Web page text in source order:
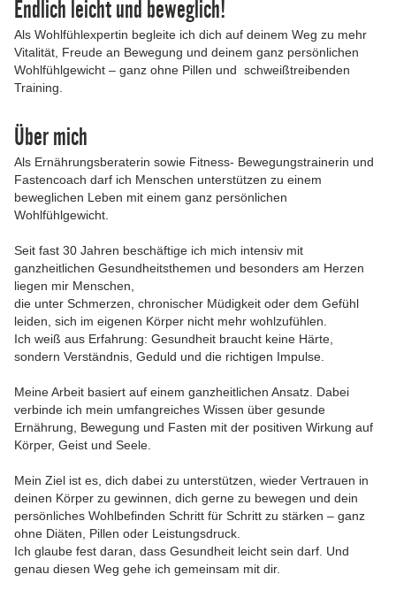
Endlich leicht und beweglich!
Als Wohlfühlexpertin begleite ich dich auf deinem Weg zu mehr
Vitalität, Freude an Bewegung und deinem ganz persönlichen
Wohlfühlgewicht – ganz ohne Pillen und schweißtreibenden
Training.
Über mich
Als Ernährungsberaterin sowie Fitness- Bewegungstrainerin und
Fastencoach darf ich Menschen unterstützen zu einem
beweglichen Leben mit einem ganz persönlichen
Wohlfühlgewicht.
Seit fast 30 Jahren beschäftige ich mich intensiv mit
ganzheitlichen Gesundheitsthemen und besonders am Herzen
liegen mir Menschen,
die unter Schmerzen, chronischer Müdigkeit oder dem Gefühl
leiden, sich im eigenen Körper nicht mehr wohlzufühlen.
Ich weiß aus Erfahrung: Gesundheit braucht keine Härte,
sondern Verständnis, Geduld und die richtigen Impulse.
Meine Arbeit basiert auf einem ganzheitlichen Ansatz. Dabei
verbinde ich mein umfangreiches Wissen über gesunde
Ernährung, Bewegung und Fasten mit der positiven Wirkung auf
Körper, Geist und Seele.
Mein Ziel ist es, dich dabei zu unterstützen, wieder Vertrauen in
deinen Körper zu gewinnen, dich gerne zu bewegen und dein
persönliches Wohlbefinden Schritt für Schritt zu stärken – ganz
ohne Diäten, Pillen oder Leistungsdruck.
Ich glaube fest daran, dass Gesundheit leicht sein darf. Und
genau diesen Weg gehe ich gemeinsam mit dir.